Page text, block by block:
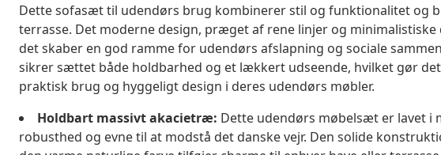
Dette sofasæt til udendørs brug kombinerer stil og funktionalitet og
terrasse. Det moderne design, præget af rene linjer og
det skaber en god ramme for udendørs afslapning og sociale
sikrer sættet både holdbarhed og et lækkert udseende, hvilket gør
praktisk brug og hyggeligt design i deres udendørs møbler.
Holdbart massivt akacietræ: Dette udendørs møbelsæt er lavet i
robusthed og evne til at modstå det danske vejr. Den solide